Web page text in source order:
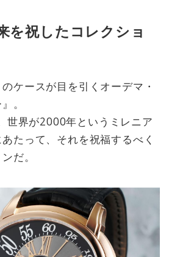
を祝したコレクショ
ケースが目を引くオーデマ・
。
世界が2000年というミレニア
たって、それを祝福するべく
だ。